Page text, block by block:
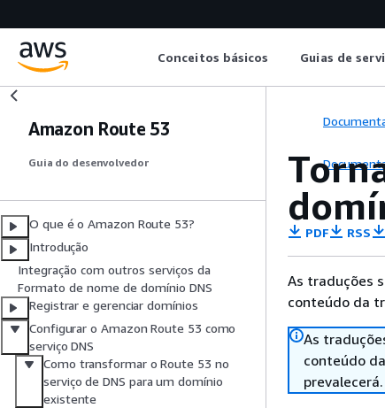
Conceitos básicos Guias de
Amazon Route 53
Guia do desenvolvedor
O que é o Amazon Route 53?
Introdução
Integração com outros serviços da
Formato de nome de domínio DNS
Registrar e gerenciar domínios
Configurar o Amazon Route 53 como
serviço DNS
Como transformar o Route 53 no
serviço de DNS para um domínio
existente
PDF RSS
As traduções
conteúdo da
As
conteúdo
prevalecerá.